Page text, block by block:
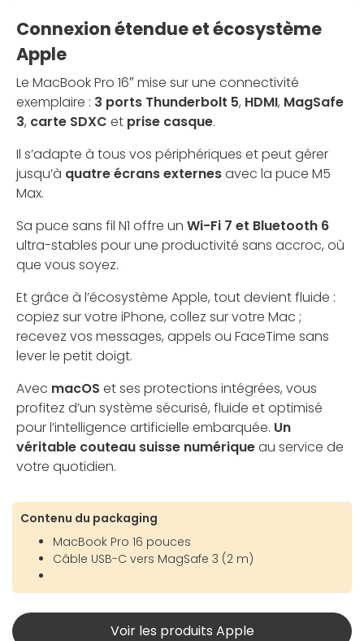
Connexion étendue et écosystème
Apple
Le MacBook Pro 16″ mise sur une connectivité
exemplaire : 3 ports Thunderbolt 5, HDMI, MagSafe
3, carte SDXC et prise casque.
Il s’adapte à tous vos périphériques et peut gérer
jusqu’à quatre écrans externesavec la puce M5
Max.
Sa puce sans fil N1 offre un Wi-Fi 7 et Bluetooth 6
ultra-stables pour une productivité sans accroc, où
que vous soyez.
Et grâce à l’écosystème Apple, tout devient fluide :
copiez sur votre iPhone, collez sur votre Mac ;
recevez vos messages, appels ou FaceTime sans
lever le petit doigt.
Avec macOS et ses protections intégrées, vous
profitez d’un système sécurisé, fluide et optimisé
pour l’intelligence artificielle embarquée. Un
véritable couteau suisse numériqueau service de
votre quotidien.
Contenu du packaging
MacBook Pro 16 pouces
Câble USB-C vers MagSafe 3 (2 m)
Voir les produits Apple